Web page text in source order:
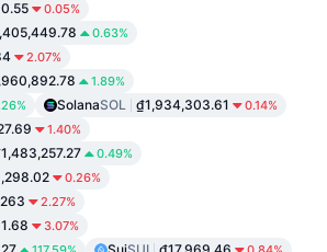
0.05%
0.63%
2.07%
1.89%
SolanaSOL ₫1,934,303.61 0.14%
1.40%
0.49%
0.26%
2.27%
3.07%